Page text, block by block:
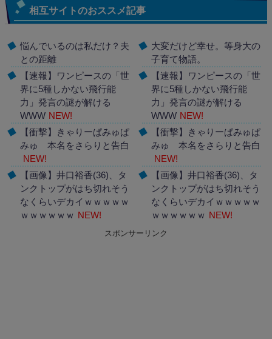
相互サイトのおススメ記事
悩んでいるのは私だけ？夫
との距離
【速報】ワンピースの「世
界に5種しかない飛行能
力」発言の謎が解ける
WWW NEW!
【衝撃】きゃりーぱみゅぱ
みゅ 本名をさらりと告白
NEW!
【画像】井口裕香(36)、タ
ンクトップがはち切れそう
なくらいデカイｗｗｗｗｗ
ｗｗｗｗｗｗ NEW!
Powered by livedoor 相互
大変だけど幸せ。等身大の
子育て物語。
【速報】ワンピースの「世
界に5種しかない飛行能
力」発言の謎が解ける
WWW NEW!
【衝撃】きゃりーぱみゅぱ
みゅ 本名をさらりと告白
NEW!
【画像】井口裕香(36)、タ
ンクトップがはち切れそう
なくらいデカイｗｗｗｗｗ
ｗｗｗｗｗｗ NEW!
Powered by livedoor 相互
スポンサーリンク